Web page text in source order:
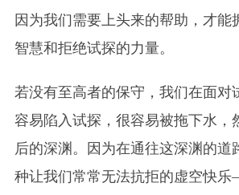
因为我们需要上头来的帮助，才能
智慧和拒绝试探的力量。
若没有至高者的保守，我们在面对
容易陷入试探，很容易被拖下水，
后的深渊。因为在通往这深渊的道
种让我们常常无法抗拒的虚空快